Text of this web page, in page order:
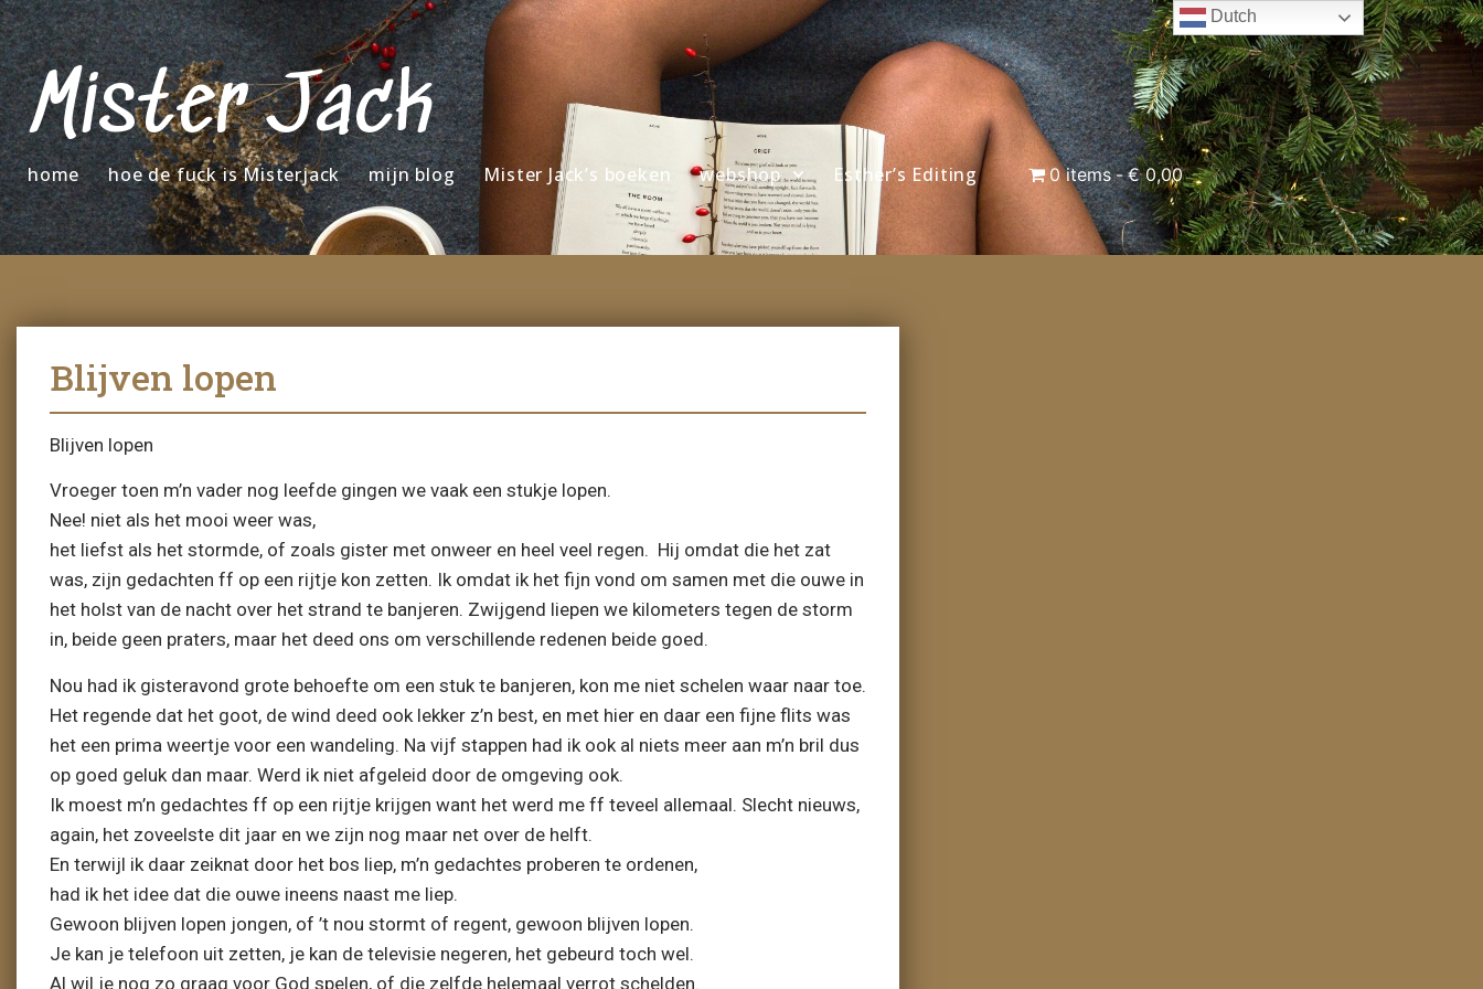
Mister Jack
home hoe de fuck is Misterjack mijn blog Mister Jack’s boeken webshop Esther’s Editing 0 items € 0,00
Blijven lopen
Blijven lopen
Vroeger toen m’n vader nog leefde gingen we vaak een stukje lopen.
Nee! niet als het mooi weer was,
het liefst als het stormde, of zoals gister met onweer en heel veel regen. Hij omdat die het zat
was, zijn gedachten ff op een rijtje kon zetten. Ik omdat ik het fijn vond om samen met die ouwe in
het holst van de nacht over het strand te banjeren. Zwijgend liepen we kilometers tegen de storm
in, beide geen praters, maar het deed ons om verschillende redenen beide goed.
Nou had ik gisteravond grote behoefte om een stuk te banjeren, kon me niet schelen waar naar toe.
Het regende dat het goot, de wind deed ook lekker z’n best, en met hier en daar een fijne flits was
het een prima weertje voor een wandeling. Na vijf stappen had ik ook al niets meer aan m’n bril dus
op goed geluk dan maar. Werd ik niet afgeleid door de omgeving ook.
Ik moest m’n gedachtes ff op een rijtje krijgen want het werd me ff teveel allemaal. Slecht nieuws,
again, het zoveelste dit jaar en we zijn nog maar net over de helft.
En terwijl ik daar zeiknat door het bos liep, m’n gedachtes proberen te ordenen,
had ik het idee dat die ouwe ineens naast me liep.
Gewoon blijven lopen jongen, of ’t nou stormt of regent, gewoon blijven lopen.
Je kan je telefoon uit zetten, je kan de televisie negeren, het gebeurd toch wel.
Al wil je nog zo graag voor God spelen, of die zelfde helemaal verrot schelden.
Dutch